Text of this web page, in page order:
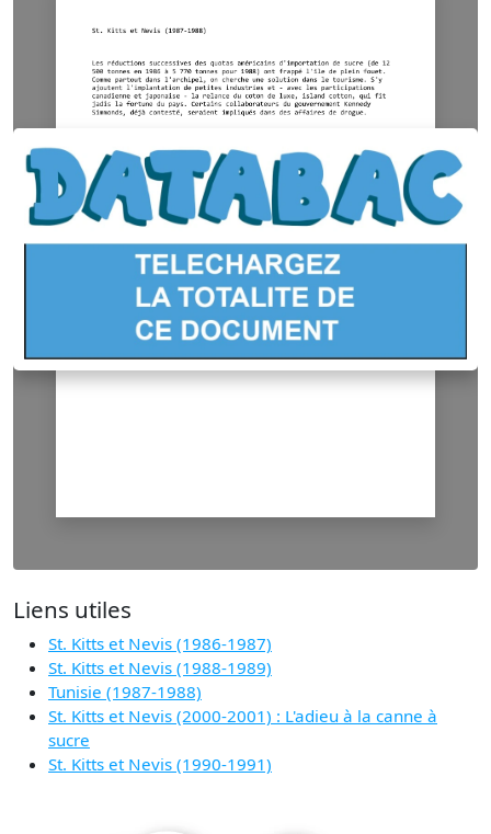
Liens utiles
St. Kitts et Nevis (1986-1987)
St. Kitts et Nevis (1988-1989)
Tunisie (1987-1988)
St. Kitts et Nevis (2000-2001) : L'adieu à la canne à
sucre
St. Kitts et Nevis (1990-1991)